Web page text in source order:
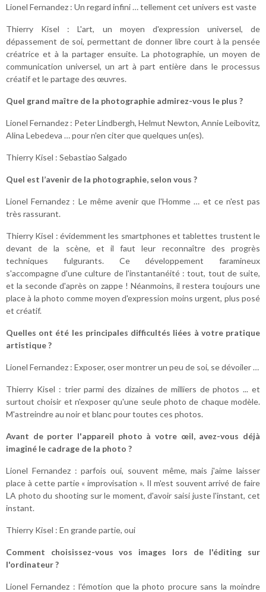
Lionel Fernandez : Un regard infini … tellement cet univers est vaste
Thierry Kisel : L'art, un moyen d'expression universel, de
dépassement de soi, permettant de donner libre court à la pensée
créatrice et à la partager ensuite. La photographie, un moyen de
communication universel, un art à part entière dans le processus
créatif et le partage des œuvres.
Quel grand maître de la photographie admirez-vous le plus ?
Lionel Fernandez : Peter Lindbergh, Helmut Newton, Annie Leibovitz,
Alina Lebedeva … pour n'en citer que quelques un(es).
Thierry Kisel : Sebastiao Salgado
Quel est l’avenir de la photographie, selon vous ?
Lionel Fernandez : Le même avenir que l'Homme … et ce n'est pas
très rassurant.
Thierry Kisel : évidemment les smartphones et tablettes trustent le
devant de la scène, et il faut leur reconnaître des progrès
techniques fulgurants. Ce développement faramineux
s'accompagne d'une culture de l'instantanéité : tout, tout de suite,
et la seconde d'après on zappe ! Néanmoins, il restera toujours une
place à la photo comme moyen d'expression moins urgent, plus posé
et créatif.
Quelles ont été les principales difficultés liées à votre pratique
artistique ?
Lionel Fernandez : Exposer, oser montrer un peu de soi, se dévoiler …
Thierry Kisel : trier parmi des dizaines de milliers de photos ... et
surtout choisir et n'exposer qu'une seule photo de chaque modèle.
M'astreindre au noir et blanc pour toutes ces photos.
Avant de porter l'appareil photo à votre œil, avez-vous déjà
imaginé le cadrage de la photo ?
Lionel Fernandez : parfois oui, souvent même, mais j'aime laisser
place à cette partie « improvisation ». Il m'est souvent arrivé de faire
LA photo du shooting sur le moment, d'avoir saisi juste l'instant, cet
instant.
Thierry Kisel : En grande partie, oui
Comment choisissez-vous vos images lors de l'éditing sur
l'ordinateur ?
Lionel Fernandez : l'émotion que la photo procure sans la moindre